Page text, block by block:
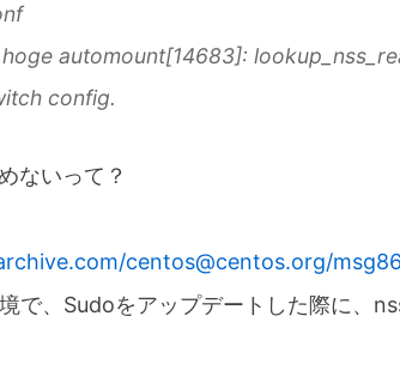
automount[14683]:
config.
ないって？
centos@centos.org/
で、Sudoをアップデートした際に、